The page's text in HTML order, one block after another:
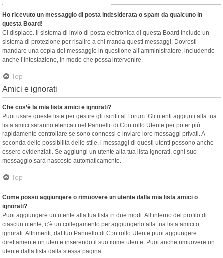
Ho ricevuto un messaggio di posta indesiderata o spam da qualcuno in
questa Board!
Ci dispiace. Il sistema di invio di posta elettronica di questa Board include un
sistema di protezione per risalire a chi manda questi messaggi. Dovresti
mandare una copia del messaggio in questione all’amministratore, includendo
anche l’intestazione, in modo che possa intervenire.
Top
Amici e ignorati
Che cos’è la mia lista amici e ignorati?
Puoi usare queste liste per gestire gli iscritti al Forum. Gli utenti aggiunti alla tua
lista amici saranno elencati nel Pannello di Controllo Utente per poter più
rapidamente controllare se sono connessi e inviare loro messaggi privati. A
seconda delle possibilità dello stile, i messaggi di questi utenti possono anche
essere evidenziati. Se aggiungi un utente alla tua lista ignorati, ogni suo
messaggio sarà nascosto automaticamente.
Top
Come posso aggiungere o rimuovere un utente dalla mia lista amici o
ignorati?
Puoi aggiungere un utente alla tua lista in due modi. All’interno del profilo di
ciascun utente, c’è un collegamento per aggiungerlo alla tua lista amici o
ignorati. Altrimenti, dal tuo Pannello di Controllo Utente puoi aggiungere
direttamente un utente inserendo il suo nome utente. Puoi anche rimuovere un
utente dalla lista dalla stessa pagina.